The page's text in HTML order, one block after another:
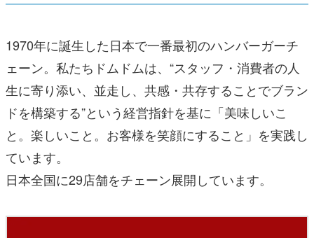
1970年に誕生した日本で一番最初のハンバーガーチ
ェーン。私たちドムドムは、“スタッフ・消費者の人
生に寄り添い、並走し、共感・共存することでブラン
ドを構築する”という経営指針を基に「美味しいこ
と。楽しいこと。お客様を笑顔にすること」を実践し
ています。
日本全国に29店舗をチェーン展開しています。